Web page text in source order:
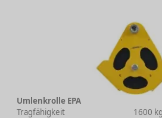
Umlenkrolle EPA
Tragfähigkeit
1600